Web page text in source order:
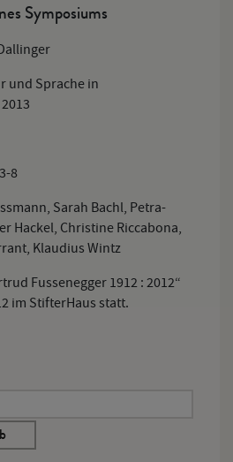
Symposiums
und Sprache in
8
Sarah Bachl, Petra-
Hackel, Christine Riccabona,
Klaudius Wintz
Fussenegger 1912 : 2012“
im StifterHaus statt.